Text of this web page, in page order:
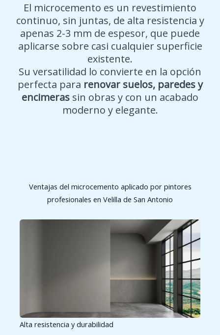
El microcemento es un revestimiento
continuo, sin juntas, de alta resistencia y
apenas 2-3 mm de espesor, que puede
aplicarse sobre casi cualquier superficie
existente.
Su versatilidad lo convierte en la opción
perfecta para renovar suelos, paredes y
encimeras sin obras y con un acabado
moderno y elegante.
Ventajas del microcemento aplicado por pintores
profesionales en Velilla de San Antonio
Alta resistencia y durabilidad